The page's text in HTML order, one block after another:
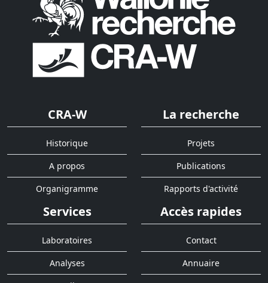
CRA-W
Historique
A propos
Organigramme
La recherche
Projets
Publications
Rapports d'activité
Services
Laboratoires
Analyses
Accès rapides
Contact
Annuaire